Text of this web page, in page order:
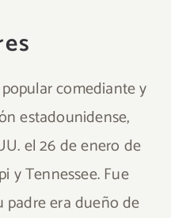
comediante y
estadounidense,
el 26 de enero de
y Tennessee. Fue
padre era dueño de